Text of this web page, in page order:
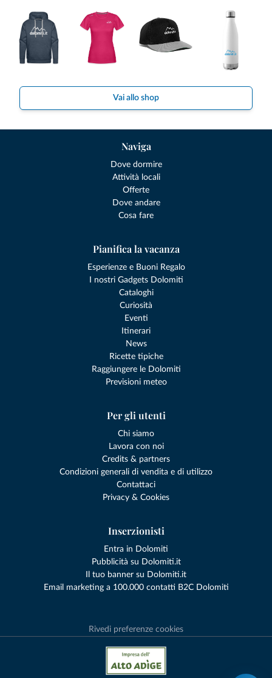
Vai allo shop
Naviga
Dove dormire
Attività locali
Offerte
Dove andare
Cosa fare
Pianifica la vacanza
Esperienze e Buoni Regalo
I nostri Gadgets Dolomiti
Cataloghi
Curiosità
Eventi
Itinerari
News
Ricette tipiche
Raggiungere le Dolomiti
Previsioni meteo
Per gli utenti
Chi siamo
Lavora con noi
Credits & partners
Condizioni generali di vendita e di utilizzo
Contattaci
Privacy & Cookies
Inserzionisti
Entra in Dolomiti
Pubblicità su Dolomiti.it
Il tuo banner su Dolomiti.it
Email marketing a 100.000 contatti B2C Dolomiti
Rivedi preferenze cookies